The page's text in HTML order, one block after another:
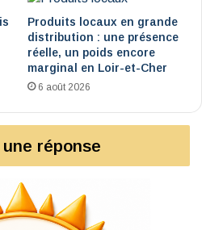
Produits locaux en grande
distribution : une présence
réelle, un poids encore
marginal en Loir-et-Cher
6 août 2026
réponse